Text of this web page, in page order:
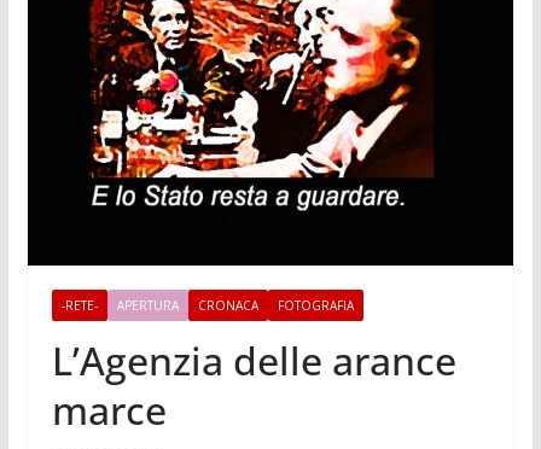
-RETE- APERTURA CRONACA FOTOGRAFIA
L’Agenzia delle arance
marce